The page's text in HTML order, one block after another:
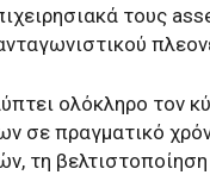
τους
ολόκληρο τον
σε πραγματικό
τη